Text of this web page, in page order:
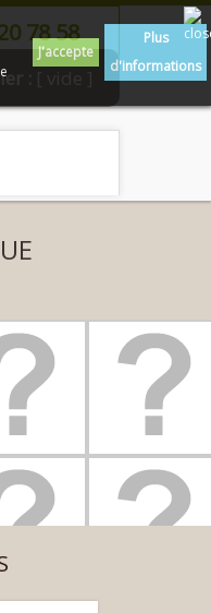
78 58
:
J'accepte
Plus
d'informations